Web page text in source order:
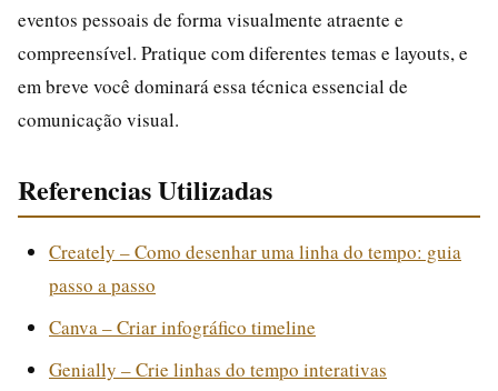
eventos pessoais de forma visualmente atraente e
compreensível. Pratique com diferentes temas e layouts, e
em breve você dominará essa técnica essencial de
comunicação visual.
Referencias Utilizadas
Creately – Como desenhar uma linha do tempo: guia
passo a passo
Canva – Criar infográfico timeline
Genially – Crie linhas do tempo interativas